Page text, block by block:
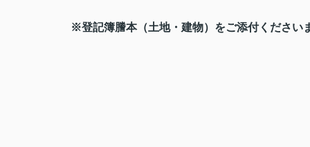
※登記簿謄本（土地・建物）をご添付ください